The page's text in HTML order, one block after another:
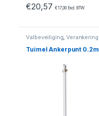
€20,57 €17,00Excl. BTW
Valbeveiliging ,Verankering
Tuimel Ankerpunt 0.2m